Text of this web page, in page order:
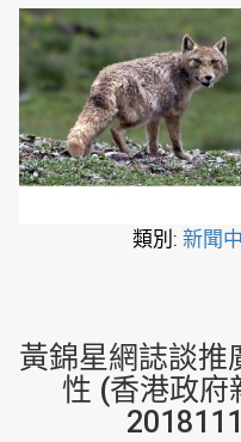
類別: 新聞
黃錦星網誌談推
性 (香港政府